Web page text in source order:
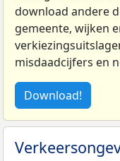
download andere
gemeente, wijken
misdaadcijfers en
Download!